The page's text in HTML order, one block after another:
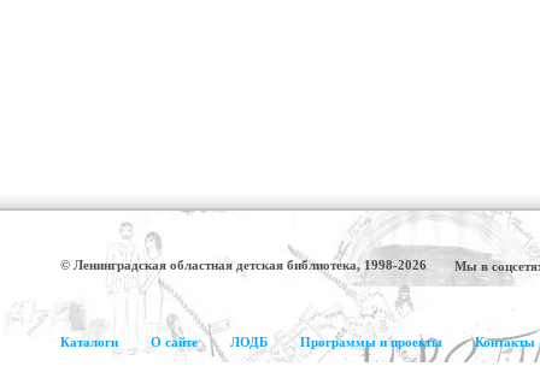
© Ленинградская областная детская библиотека, 1998-2026 Мы в
Каталоги О сайте ЛОДБ Программы и проекты Контакты